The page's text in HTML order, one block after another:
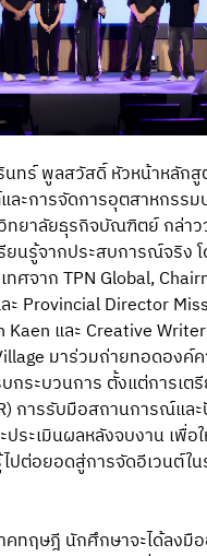
นทร์ พูลสวัสดิ์ หัวหน้าหลักสู
ละการจัดการอุตสาหกรร
ทยาลัยธุรกิจบัณฑิตย์ กล่าว
ยนรู้จากประสบการณ์จริง
ทศจาก TPN Global,
ะ Provincial Director
Kaen และ Creative
มาร่วมถ่ายทอดองค์
กระบวนการ ตั้งแต่การเต
การรับมือสถานการณ์แล
ประเมินผลหลังจบงาน เพื่อ
ปต่อยอดสู่การจัดอีเวนต์ใน
คทฤษฎี นักศึกษาจะได้ลงมื